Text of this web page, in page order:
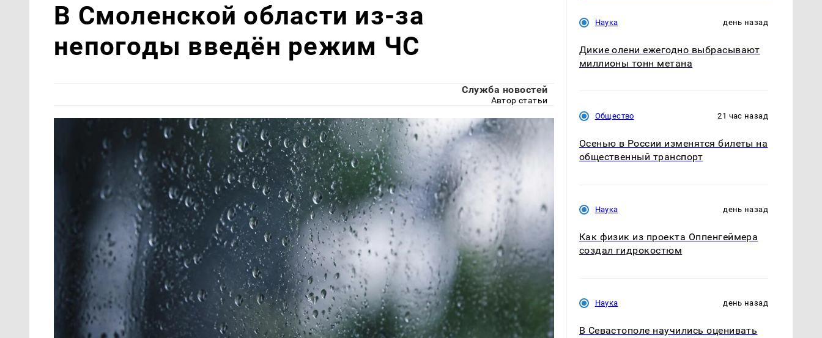
В Смоленской области из-за
непогоды введён режим ЧС
Служба новостей
Автор статьи
Наука день назад
Дикие олени ежегодно выбрасывают
миллионы тонн метана
Общество 21 час назад
Осенью в России изменятся билеты на
общественный транспорт
Наука день назад
Как физик из проекта Оппенгеймера
создал гидрокостюм
Наука день назад
В Севастополе научились оценивать